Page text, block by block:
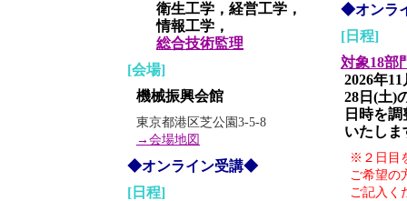
衛生工学，経営工学，
情報工学，
総合技術監理
[会場]
機械振興会館
東京都港区芝公園3-5-8
→会場地図
◆オンライン受講◆
[日程]
◆オンラ
[日程]
対象18部
2026年
28日(土)
日時を
いたしま
※２日目
ご希望の
ご記入く